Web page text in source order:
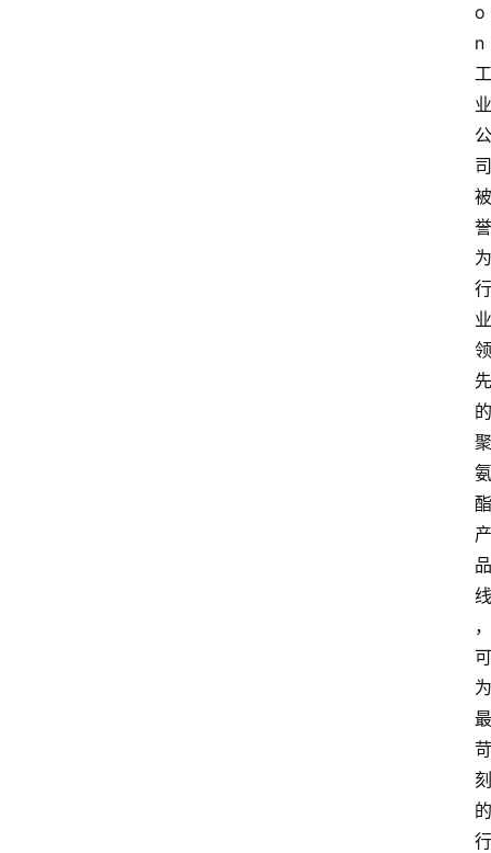
o
n
工
业
公
司
被
誉
为
行
业
领
先
的
聚
氨
酯
产
品
线
，
可
为
最
苛
刻
的
行